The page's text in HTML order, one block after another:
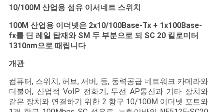
스
인
용
문
을
10/100M 산업용 섬유 이서네트 스위치
100M 산업용 이더넷은 2x10/100Base-Tx + 1x100Base-
fx를 딘 레일 탑재와 SM 두 부분으로 되 SC 20 킬로미터
1310nm으로 때립니다
개관
컴퓨터, 스위치, 허브, 서버, 등, 동력공급 네트워크 카메라와
더불어, 산업적 VoIP 전화기, 무선 AP통신과 기타 장치와
같은 장치와 연결하기 위한 2 항구 10/100M 이더넷 포트와